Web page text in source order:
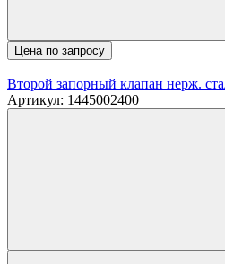
Цена по запросу
Второй запорный клапан нерж.
Артикул: 1445002400